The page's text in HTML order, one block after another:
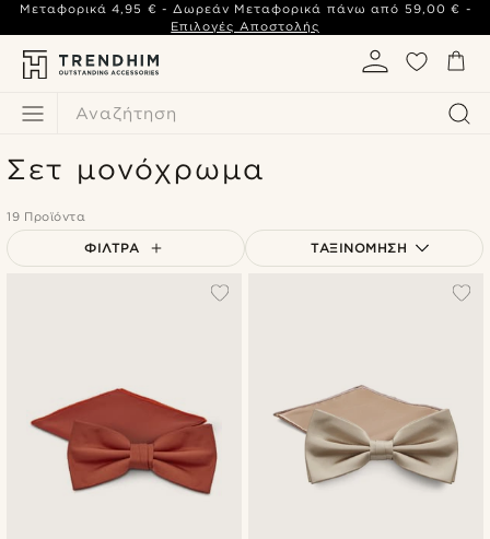
Αναζήτηση
Μεταφορικά 4,95 € - Δωρεάν Μεταφορικά πάνω από 59,00 € -
Επιλογές Αποστολής
Σετ μονόχρωμα
19 Προϊόντα
ΦΊΛΤΡΑ ΤΑΞΙΝΌΜΗΣΗ